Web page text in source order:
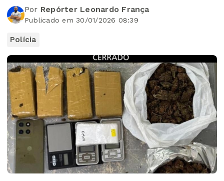
Por Repórter Leonardo França
Publicado em 30/01/2026 08:39
Polícia